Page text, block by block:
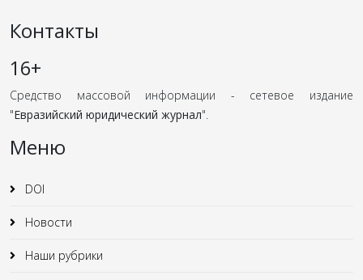
Контакты
16+
Средство массовой информации - сетевое издание
"Евразийский юридический журнал".
Меню
DOI
Новости
Наши рубрики